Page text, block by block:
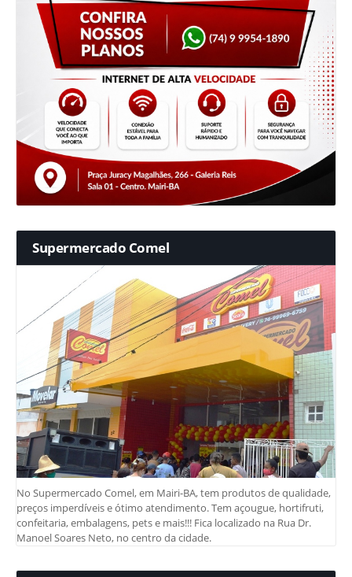
Supermercado Comel
No Supermercado Comel, em Mairi-BA, tem produtos de qualidade,
preços imperdíveis e ótimo atendimento. Tem açougue, hortifruti,
confeitaria, embalagens, pets e mais!!! Fica localizado na Rua Dr.
Manoel Soares Neto, no centro da cidade.